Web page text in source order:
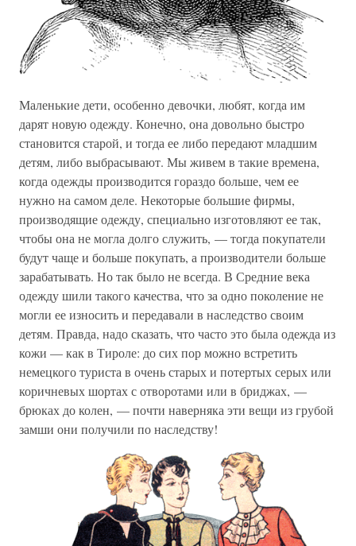
Маленькие дети, особенно девочки, любят, когда им
дарят новую одежду. Конечно, она довольно быстро
становится старой, и тогда ее либо передают младшим
детям, либо выбрасывают. Мы живем в такие времена,
когда одежды производится гораздо больше, чем ее
нужно на самом деле. Некоторые большие фирмы,
производящие одежду, специально изготовляют ее так,
чтобы она не могла долго служить, — тогда покупатели
будут чаще и больше покупать, а производители больше
зарабатывать. Но так было не всегда. В Средние века
одежду шили такого качества, что за одно поколение не
могли ее износить и передавали в наследство своим
детям. Правда, надо сказать, что часто это была одежда из
кожи — как в Тироле: до сих пор можно встретить
немецкого туриста в очень старых и потертых серых или
коричневых шортах с отворотами или в бриджах, —
брюках до колен, — почти наверняка эти вещи из грубой
замши они получили по наследству!